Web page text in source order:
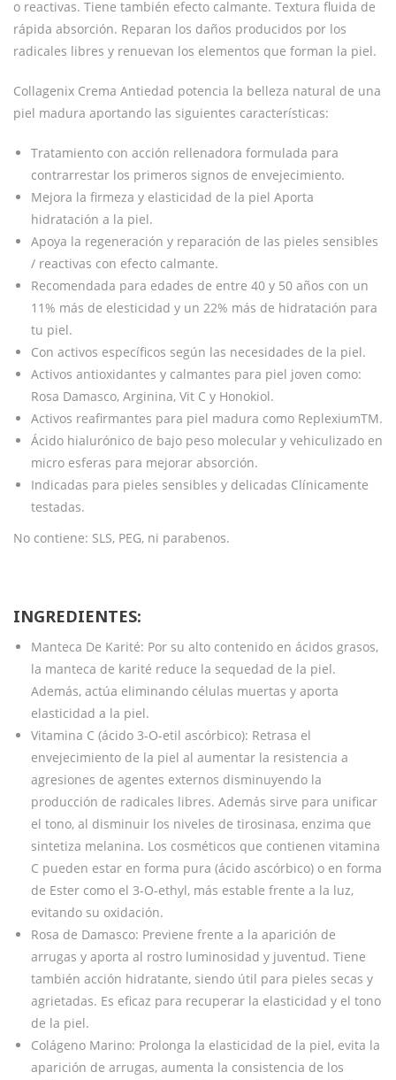
o reactivas. Tiene también efecto calmante. Textura fluida de
rápida absorción. Reparan los daños producidos por los
radicales libres y renuevan los elementos que forman la piel.
Collagenix Crema Antiedad potencia la belleza natural de una
piel madura aportando las siguientes características:
Tratamiento con acción rellenadora formulada para
contrarrestar los primeros signos de envejecimiento.
Mejora la firmeza y elasticidad de la piel Aporta
hidratación a la piel.
Apoya la regeneración y reparación de las pieles sensibles
/ reactivas con efecto calmante.
Recomendada para edades de entre 40 y 50 años con un
11% más de elesticidad y un 22% más de hidratación para
tu piel.
Con activos específicos según las necesidades de la piel.
Activos antioxidantes y calmantes para piel joven como:
Rosa Damasco, Arginina, Vit C y Honokiol.
Activos reafirmantes para piel madura como ReplexiumTM.
Ácido hialurónico de bajo peso molecular y vehiculizado en
micro esferas para mejorar absorción.
Indicadas para pieles sensibles y delicadas Clínicamente
testadas.
No contiene: SLS, PEG, ni parabenos.
INGREDIENTES:
Manteca De Karité: Por su alto contenido en ácidos grasos,
la manteca de karité reduce la sequedad de la piel.
Además, actúa eliminando células muertas y aporta
elasticidad a la piel.
Vitamina C (ácido 3-O-etil ascórbico): Retrasa el
envejecimiento de la piel al aumentar la resistencia a
agresiones de agentes externos disminuyendo la
producción de radicales libres. Además sirve para unificar
el tono, al disminuir los niveles de tirosinasa, enzima que
sintetiza melanina. Los cosméticos que contienen vitamina
C pueden estar en forma pura (ácido ascórbico) o en forma
de Ester como el 3-O-ethyl, más estable frente a la luz,
evitando su oxidación.
Rosa de Damasco: Previene frente a la aparición de
arrugas y aporta al rostro luminosidad y juventud. Tiene
también acción hidratante, siendo útil para pieles secas y
agrietadas. Es eficaz para recuperar la elasticidad y el tono
de la piel.
Colágeno Marino: Prolonga la elasticidad de la piel, evita la
aparición de arrugas, aumenta la consistencia de los